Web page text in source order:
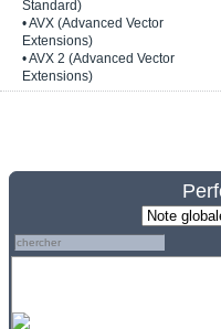
Standard)
• AVX (Advanced Vector
Extensions)
• AVX 2 (Advanced Vector
Extensions)